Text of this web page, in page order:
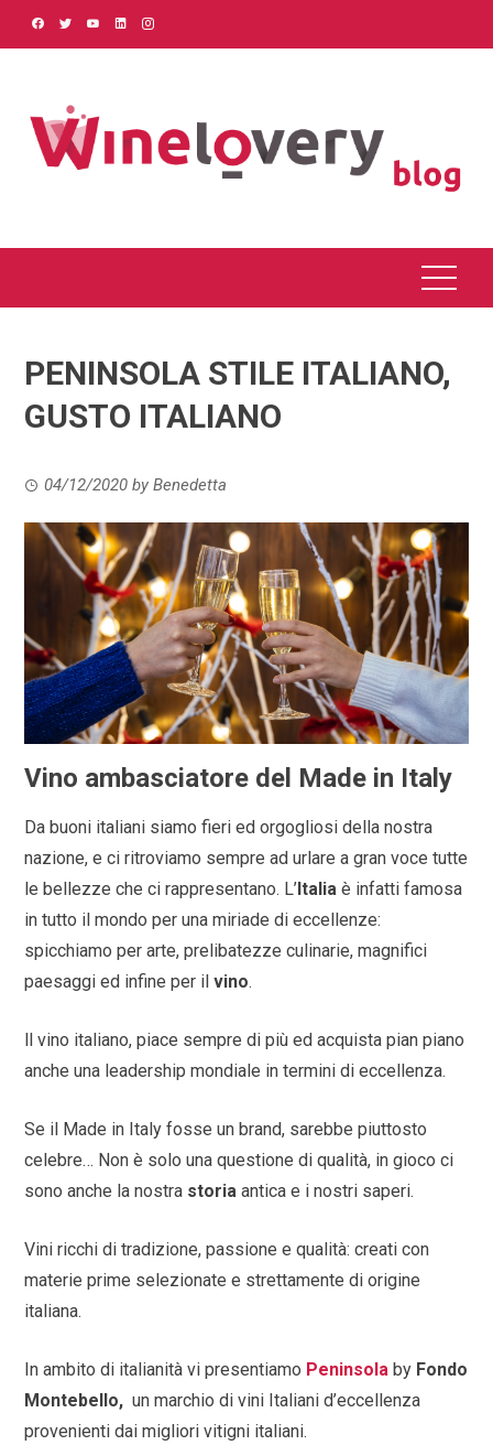
PENINSOLA STILE ITALIANO,
GUSTO ITALIANO
04/12/2020 byBenedetta
Vino ambasciatore del Made in Italy
Da buoni italiani siamo fieri ed orgogliosi della nostra
nazione, e ci ritroviamo sempre ad urlare a gran voce tutte
le bellezze che ci rappresentano. L’ Italia è infatti famosa
in tutto il mondo per una miriade di eccellenze:
spicchiamo per arte, prelibatezze culinarie, magnifici
paesaggi ed infine per il vino.
ll vino italiano, piace sempre di più ed acquista pian piano
anche una leadership mondiale in termini di eccellenza.
Se il Made in Italy fosse un brand, sarebbe piuttosto
celebre… Non è solo una questione di qualità, in gioco ci
sono anche la nostra storia antica e i nostri saperi.
Vini ricchi di tradizione, passione e qualità: creati con
materie prime selezionate e strettamente di origine
italiana.
In ambito di italianità vi presentiamo Peninsola by Fondo
Montebello, un marchio di vini Italiani d’eccellenza
provenienti dai migliori vitigni italiani.